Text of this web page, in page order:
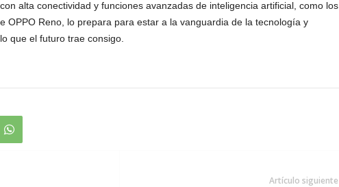
alta conectividad y funciones avanzadas de inteligencia artificial, como los
OPPO Reno, lo prepara para estar a la vanguardia de la tecnología y
que el futuro trae consigo.
Artículo siguiente